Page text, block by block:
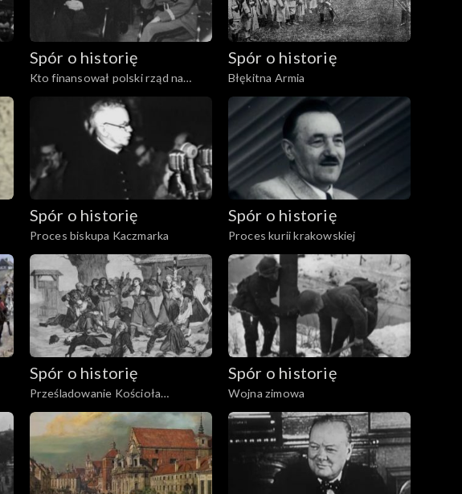
Spór o historię
Kto finansował polski rząd na
uchodźstwie?
Spór o historię
Błękitna Armia
Spór o historię
Proces biskupa Kaczmarka
Spór o historię
Proces kurii krakowskiej
Spór o historię
Prześladowanie Kościoła
katolickiego w zaborze rosyjskim
Spór o historię
Wojna zimowa